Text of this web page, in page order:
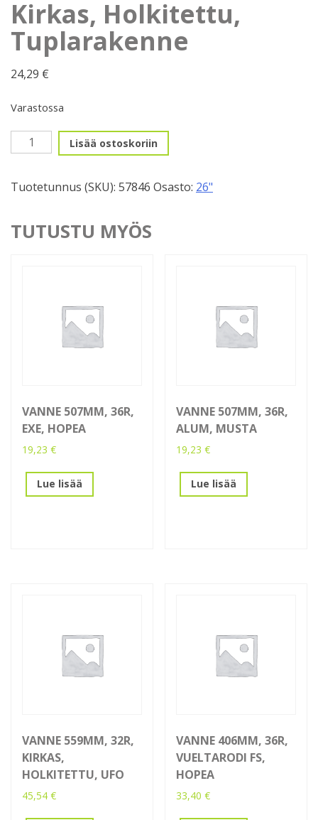
Kirkas, Holkitettu,
Tuplarakenne
24,29 €
Varastossa
Vanne
559mm,
Kirkas,
Tuplarakenne
määrä
Lisää ostoskoriin
Tuotetunnus (SKU): 57846 Osasto: 26"
TUTUSTU MYÖS
VANNE 507MM, 36R,
EXE, HOPEA
19,23 €
Lue lisää
VANNE 507MM, 36R,
ALUM, MUSTA
19,23€
Lue lisää
VANNE 559MM, 32R,
KIRKAS,
HOLKITETTU, UFO
45,54 €
VANNE 406MM, 36R,
VUELTARODI FS,
HOPEA
33,40€